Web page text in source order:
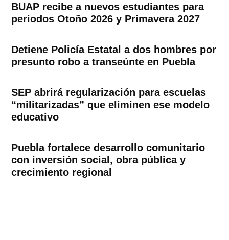
BUAP recibe a nuevos estudiantes para
periodos Otoño 2026 y Primavera 2027
Detiene Policía Estatal a dos hombres por
presunto robo a transeúnte en Puebla
SEP abrirá regularización para escuelas
“militarizadas” que eliminen ese modelo
educativo
Puebla fortalece desarrollo comunitario
con inversión social, obra pública y
crecimiento regional